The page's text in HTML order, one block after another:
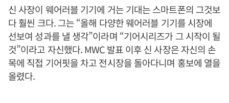
신 사장이 웨어러블 기기에 거는 기대는 스마트폰의 그것보
다 훨씬 크다. 그는 “올해 다양한 웨어러블 기기를 시장에
선보여 성과를 낼 생각”이라며 “기어시리즈가 그 시작이 될
것”이라고 자신했다. MWC 발표 이후 신 사장은 자신의 손
목에 직접 기어핏을 차고 전시장을 돌아다니며 홍보에 열을
올렸다.